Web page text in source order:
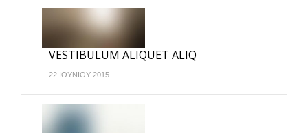
VESTIBULUM ALIQUET ALIQ
22 ΙΟΥΝΙΟΥ 2015